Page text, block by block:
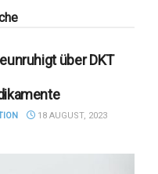
über DKT
18 AUGUST, 2023